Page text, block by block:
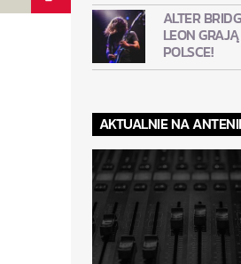
ALTER
LEON
POLSCE!
AKTUALNIE NA